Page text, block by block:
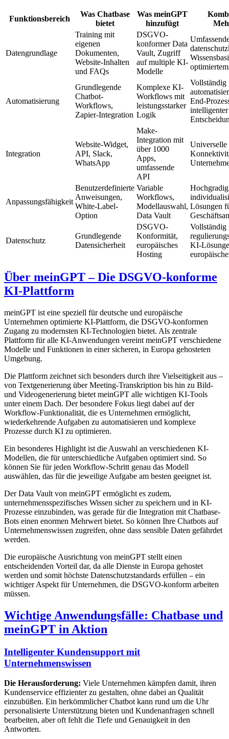
Funktionsbereich
Was Chatbase
bietet
Was meinGPT
hinzufügt
Datengrundlage
Training mit
eigenen
Dokumenten,
Website-Inhalten
und FAQs
DSGVO-
konformer Data
Vault, Zugriff
auf multiple KI-
Modelle
Automatisierung
Grundlegende
Chatbot-
Workflows,
Zapier-Integration
Komplexe KI-
Workflows mit
leistungsstarker
Logik
Vollständig
End-
intelligenter
Integration
Website-Widget,
API, Slack,
WhatsApp
Make-
Integration mit
über 1000
Apps,
umfassende
API
Universelle
Anpassungsfähigkeit
Benutzerdefinierte
Anweisungen,
White-Label-
Option
Variable
Workflows,
Modellauswahl,
Data Vault
Hochgradig
Lösungen
Datenschutz
Grundlegende
Datensicherheit
DSGVO-
Konformität,
europäisches
Hosting
Vollständig
KI-
Über meinGPT – Die DSGVO-konforme
KI-Plattform
meinGPT ist eine speziell für deutsche und europäische
Unternehmen optimierte KI-Plattform, die DSGVO-konformen
Zugang zu modernsten KI-Technologien bietet. Als zentrale
Plattform für alle KI-Anwendungen vereint meinGPT verschiedene
Modelle und Funktionen in einer sicheren, in Europa gehosteten
Umgebung.
Die Plattform zeichnet sich besonders durch ihre Vielseitigkeit aus –
von Textgenerierung über Meeting-Transkription bis hin zu Bild-
und Videogenerierung bietet meinGPT alle wichtigen KI-Tools
unter einem Dach. Der besondere Fokus liegt dabei auf der
Workflow-Funktionalität, die es Unternehmen ermöglicht,
wiederkehrende Aufgaben zu automatisieren und komplexe
Prozesse durch KI zu optimieren.
Ein besonderes Highlight ist die Auswahl an verschiedenen KI-
Modellen, die für unterschiedliche Aufgaben optimiert sind. So
können Sie für jeden Workflow-Schritt genau das Modell
auswählen, das für die jeweilige Aufgabe am besten geeignet ist.
Der Data Vault von meinGPT ermöglicht es zudem,
unternehmensspezifisches Wissen sicher zu speichern und in KI-
Prozesse einzubinden, was gerade für die Integration mit Chatbase-
Bots einen enormen Mehrwert bietet. So können Ihre Chatbots auf
Unternehmenswissen zugreifen, ohne dass sensible Daten gefährdet
werden.
Die europäische Ausrichtung von meinGPT stellt einen
entscheidenden Vorteil dar, da alle Dienste in Europa gehostet
werden und somit höchste Datenschutzstandards erfüllen – ein
wichtiger Aspekt für Unternehmen, die DSGVO-konform arbeiten
müssen.
Wichtige Anwendungsfälle: Chatbase und
meinGPT in Aktion
Intelligenter Kundensupport mit
Unternehmenswissen
Die Herausforderung: Viele Unternehmen kämpfen damit, ihren
Kundenservice effizienter zu gestalten, ohne dabei an Qualität
einzubüßen. Ein herkömmlicher Chatbot kann rund um die Uhr
personalisierte Unterstützung bieten und Kundenanfragen schnell
bearbeiten, aber oft fehlt die Tiefe und Genauigkeit in den
Antworten.